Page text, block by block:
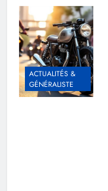
ACTUALITÉS &
GÉNÉRALISTE